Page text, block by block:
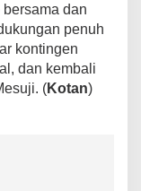
dan
penuh
kontingen
dan kembali
(Kotan)